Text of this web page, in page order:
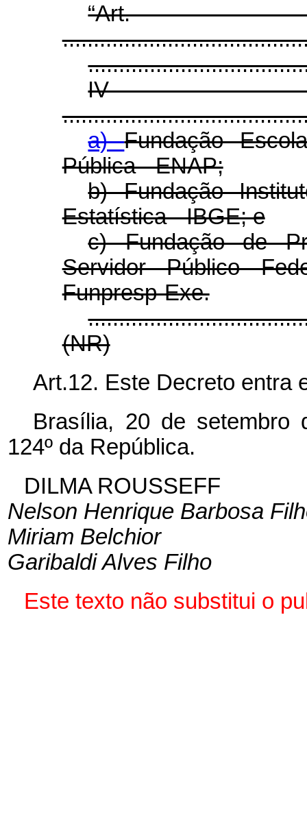
a)Fundação
Pública - ENAP;
b) Fundação
Estatística - IBGE; e
c) Fundação de
Servidor Público
Funpresp-Exe.
(NR)
Art.12. Este Decreto entra
Brasília, 20 de setembro
124º da República.
DILMA ROUSSEFF
Nelson Henrique Barbosa
Miriam Belchior
Garibaldi Alves Filho
Este texto não substitui o